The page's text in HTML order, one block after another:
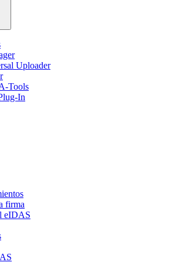
Uploader
Tools
In
firma
eIDAS